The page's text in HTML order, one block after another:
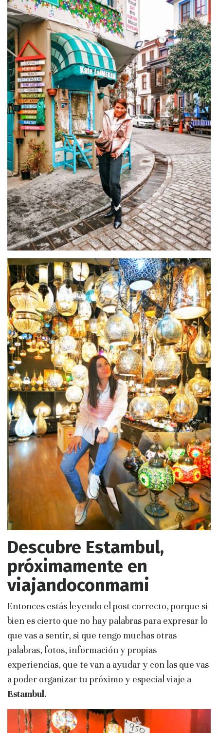
Descubre Estambul,
próximamente en
viajandoconmami
Entonces estás leyendo el post correcto, porque si
bien es cierto que no hay palabras para expresar lo
que vas a sentir, si que tengo muchas otras
palabras, fotos, información y propias
experiencias, que te van a ayudar y con las que vas
a poder organizar tu próximo y especial viaje a
Estambul.